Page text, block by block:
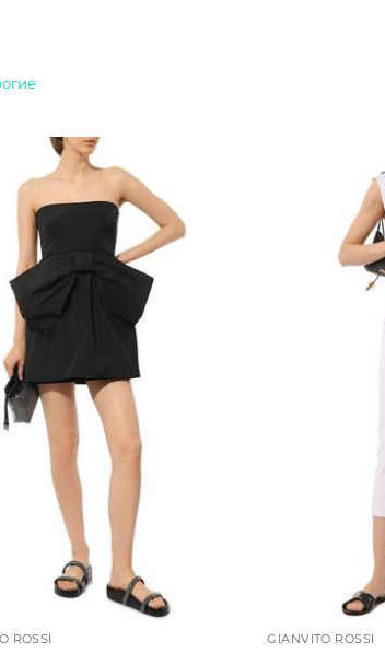
ROSSI GIANVITO ROSSI